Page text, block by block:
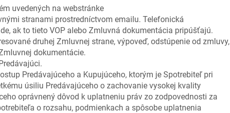
uvedených na webstránke
stranami prostredníctvom emailu. Telefonická
ak to tieto VOP alebo Zmluvná dokumentácia pripúšťajú.
druhej Zmluvnej strane, výpoveď, odstúpenie od zmluvy,
dokumentácie.
Predávajúceho a Kupujúceho, ktorým je Spotrebiteľ pri
úsiliu Predávajúceho o zachovanie vysokej kvality
oprávnený dôvod k uplatneniu práv zo zodpovednosti za
o rozsahu, podmienkach a spôsobe uplatnenia